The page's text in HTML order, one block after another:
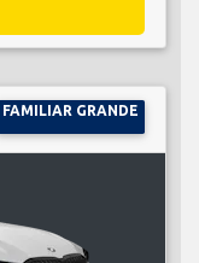
FAMILIAR GRANDE